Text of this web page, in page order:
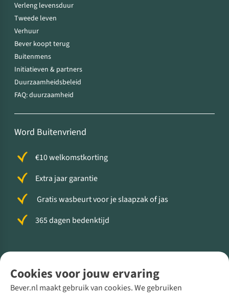
Cookies voor jouw ervaring
Bever.nl maakt gebruik van cookies. We gebruiken
Verleng levensduur
Tweede leven
Verhuur
Bever koopt terug
Buitenmens
Initiatieven & partners
Duurzaamheidsbeleid
FAQ: duurzaamheid
Word Buitenvriend
€10 welkomstkorting
Extra jaar garantie
Gratis wasbeurt voor je slaapzak of jas
365 dagen bedenktijd